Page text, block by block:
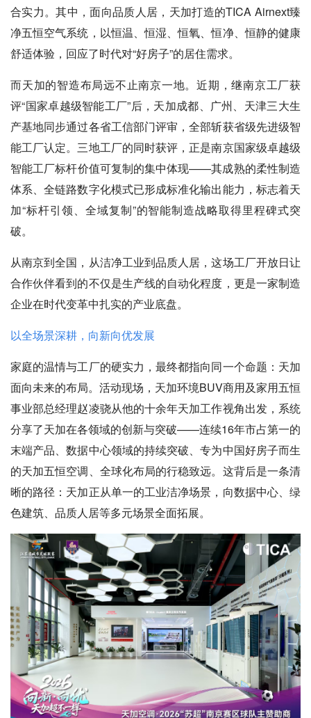
合实力。其中，面向品质人居，天加打造的TICA Airnext臻
净五恒空气系统，以恒温、恒湿、恒氧、恒净、恒静的健康
舒适体验，回应了时代对“好房子”的居住需求。
而天加的智造布局远不止南京一地。近期，继南京工厂获
评“国家卓越级智能工厂”后，天加成都、广州、天津三大生
产基地同步通过各省工信部门评审，全部斩获省级先进级智
能工厂认定。三地工厂的同时获评，正是南京国家级卓越级
智能工厂标杆价值可复制的集中体现——其成熟的柔性制造
体系、全链路数字化模式已形成标准化输出能力，标志着天
加“标杆引领、全域复制”的智能制造战略取得里程碑式突
破。
从南京到全国，从洁净工业到品质人居，这场工厂开放日让
合作伙伴看到的不仅是生产线的自动化程度，更是一家制造
企业在时代变革中扎实的产业底盘。
以全场景深耕，向新向优发展
家庭的温情与工厂的硬实力，最终都指向同一个命题：天加
面向未来的布局。活动现场，天加环境BUV商用及家用五恒
事业部总经理赵凌骁从他的十余年天加工作视角出发，系统
分享了天加在各领域的创新与突破——连续16年市占第一的
末端产品、数据中心领域的持续突破、专为中国好房子而生
的天加五恒空调、全球化布局的行稳致远。这背后是一条清
晰的路径：天加正从单一的工业洁净场景，向数据中心、绿
色建筑、品质人居等多元场景全面拓展。